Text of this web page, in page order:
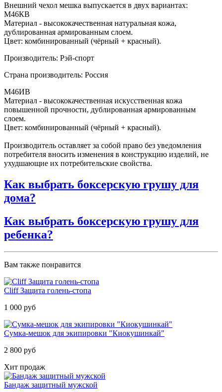
Внешний чехол мешка выпускается в двух вариантах:
М46КВ
Материал - высококачественная натуральная кожа,
дублированная армированным слоем.
Цвет: комбинированный (чёрный + красный).
Производитель: Рэй-спорт
Страна производитель: Россия
М46ИВ
Материал - высококачественная искусственная кожа
повышенной прочности, дублированная армированным
слоем.
Цвет: комбинированный (чёрный + красный).
Производитель оставляет за собой право без уведомления
потребителя вносить изменения в конструкцию изделий, не
ухудшающие их потребительские свойства.
Как выбрать боксерскую грушу для
дома?
Как выбрать боксерскую грушу для
ребенка?
Вам также понравится
Cliff Защита голень-стопа
1 000 руб
Cумка-мешок для экипировки "Киокушинкай"
2 800 руб
Хит продаж
Бандаж защитный мужской